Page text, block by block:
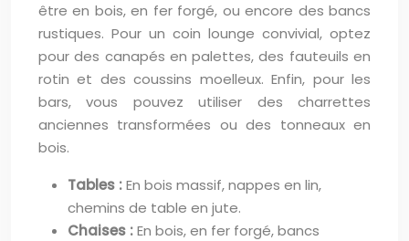
être en bois, en fer forgé, ou encore des bancs
rustiques. Pour un coin lounge convivial, optez
pour des canapés en palettes, des fauteuils en
rotin et des coussins moelleux. Enfin, pour les
bars, vous pouvez utiliser des charrettes
anciennes transformées ou des tonneaux en
bois.
Tables :En bois massif, nappes en lin,
chemins de table en jute.
Chaises :En bois, en fer forgé, bancs